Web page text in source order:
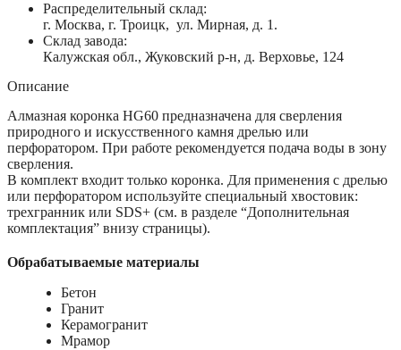
Распределительный склад:
г. Москва, г. Троицк, ул. Мирная, д. 1.
Склад завода:
Калужская обл., Жуковский р-н, д. Верховье, 124
Описание
Алмазная коронка HG60 предназначена для сверления
природного и искусственного камня дрелью или
перфоратором. При работе рекомендуется подача воды в зону
сверления.
В комплект входит только коронка. Для применения с дрелью
или перфоратором используйте специальный хвостовик:
трехгранник или SDS+ (см. в разделе “Дополнительная
комплектация” внизу страницы).
Обрабатываемые материалы
Бетон
Гранит
Керамогранит
Мрамор